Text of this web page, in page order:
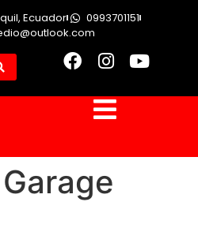
Ecuador
0993701151
Garage